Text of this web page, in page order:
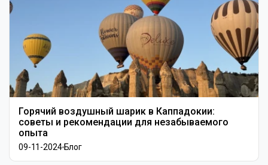
Горячий воздушный шарик в Каппадокии:
советы и рекомендации для незабываемого
опыта
09-11-2024Блог